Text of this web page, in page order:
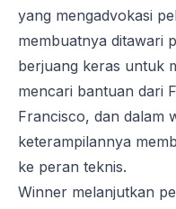
yang mengadvokasi
membuatnya ditawari
berjuang keras untuk
mencari bantuan dari
Francisco, dan dalam
keterampilannya
ke peran teknis.
Winner melanjutkan